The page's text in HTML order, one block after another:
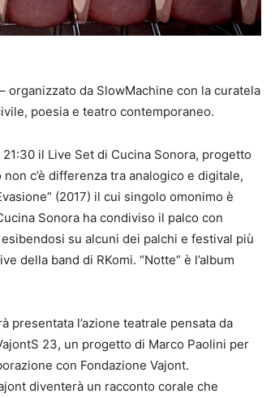
da SlowMachine con la curatela
poesia e teatro contemporaneo.
il Live Set di Cucina Sonora, progetto
c’è differenza tra analogico e digitale,
(2017) il cui singolo omonimo è
Sonora ha condiviso il palco con
su alcuni dei palchi e festival più
della band di RKomi. “Notte” è l’album
presentata l’azione teatrale pensata da
23, un progetto di Marco Paolini per
con Fondazione Vajont.
diventerà un racconto corale che